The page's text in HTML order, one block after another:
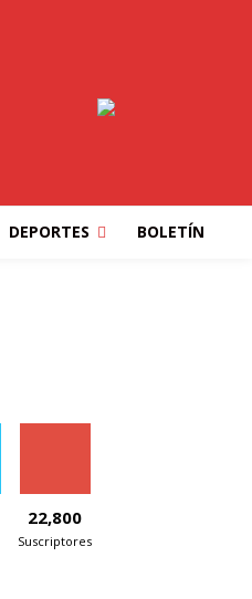
DEPORTES BOLETÍN
22,800
Suscriptores